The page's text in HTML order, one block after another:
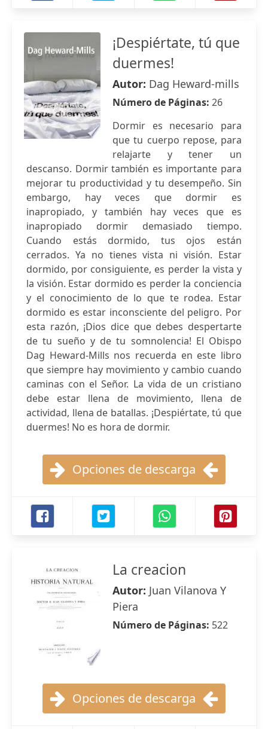
¡Despiértate, tú que
duermes!
Autor: Dag Heward-mills
Número de Páginas: 26
Dormir es necesario para
que tu cuerpo repose, para
relajarte y tener un
descanso. Dormir también es importante para
mejorar tu productividad y tu desempeño. Sin
embargo, hay veces que dormir es
inapropiado, y también hay veces que es
inapropiado dormir demasiado tiempo.
Cuando estás dormido, tus ojos están
cerrados. Ya no tienes vista ni visión. Estar
dormido, por consiguiente, es perder la vista y
la visión. Estar dormido es perder la conciencia
y el conocimiento de lo que te rodea. Estar
dormido es estar inconsciente del peligro. Por
esta razón, ¡Dios dice que debes despertarte
de tu sueño y de tu somnolencia! El Obispo
Dag Heward-Mills nos recuerda en este libro
que siempre hay movimiento y cambio cuando
caminas con el Señor. La vida de un cristiano
debe estar llena de movimiento, llena de
actividad, llena de batallas. ¡Despiértate, tú que
duermes! No es hora de dormir.
Opciones de descarga
La creacion
Autor: Juan Vilanova Y
Piera
Número de Páginas: 522
Opciones de descarga